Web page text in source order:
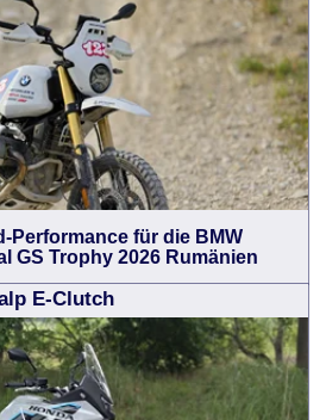
Performance für die BMW
GS Trophy 2026 Rumänien
E-Clutch